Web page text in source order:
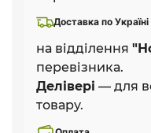
Доставка по Україні
на відділення
перевізника.
Делівері — для
товару.